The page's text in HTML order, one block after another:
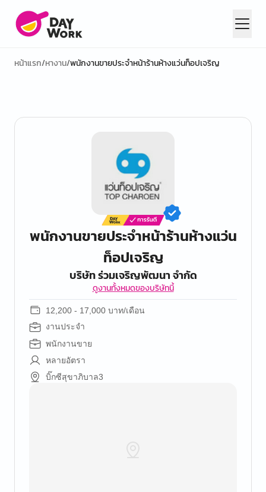
หน้าแรก/หางาน/พนักงานขายประจำหน้าร้านห้างแว่นท็อปเจริญ
พนักงานขายประจำหน้าร้านห้างแว่น
ท็อปเจริญ
บริษัท ร่วมเจริญพัฒนา จำกัด
ดูงานทั้งหมดของบริษัทนี้
12,200 - 17,000 บาท/เดือน
งานประจำ
พนักงานขาย
หลายอัตรา
บิ๊กซีสุขาภิบาล3